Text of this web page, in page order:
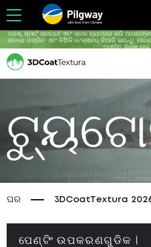
with love from Ukraine
ବ୍ରଶ୍, ସ୍ମାର୍ଟ ସାମଗ୍ରୀ ଏବଂ ସ୍ତର ବ୍ୟବହାର କରି
ହାତରେ ରଙ୍ଗିତ ଏବଂ PBR ଟେକ୍ସଚର୍ ତିଆରି କରନ୍ତୁ,
ଅସୀମିତ ଶିକ୍ଷା
ଘର 3DCoatTextura
ପେଣ୍ଟିଂ ଉପକରଣଗୁଡିକ |